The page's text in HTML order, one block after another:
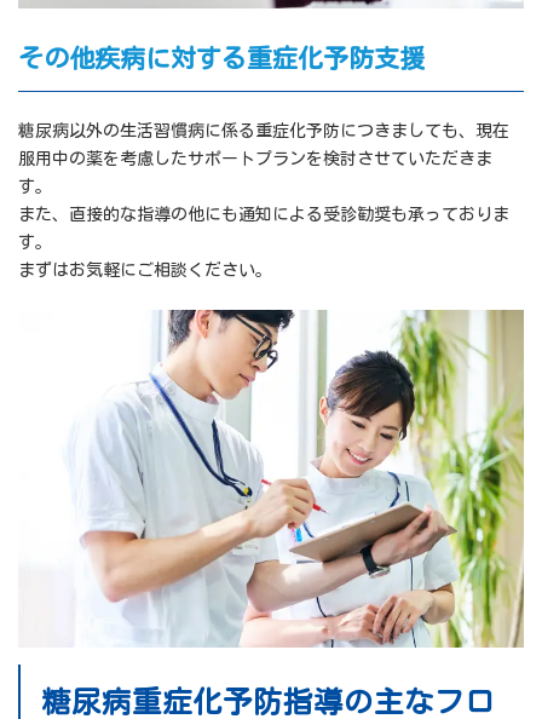
その他疾病に対する重症化予防支援
糖尿病以外の生活習慣病に係る重症化予防につきましても、現在
服用中の薬を考慮したサポートプランを検討させていただきま
す。
また、直接的な指導の他にも通知による受診勧奨も承っておりま
す。
まずはお気軽にご相談ください。
糖尿病重症化予防指導の主なフロ